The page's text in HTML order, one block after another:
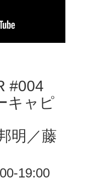
#004
キャピ
明／藤
19:00